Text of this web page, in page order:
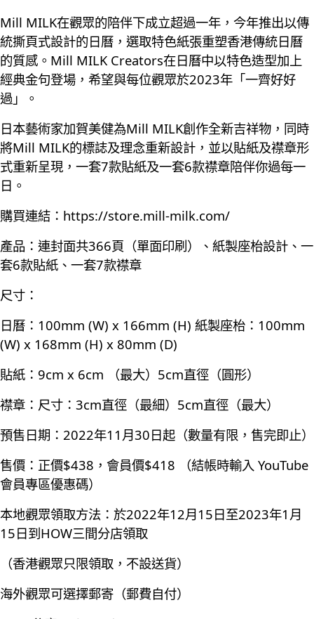
Mill MILK在觀眾的陪伴下成立超過一年，今年推出以傳
統撕頁式設計的日曆，選取特色紙張重塑香港傳統日曆
的質感。Mill MILK Creators在日曆中以特色造型加上
經典金句登場，希望與每位觀眾於2023年「一齊好好
過」。
日本藝術家加賀美健為Mill MILK創作全新吉祥物，同時
將Mill MILK的標誌及理念重新設計，並以貼紙及襟章形
式重新呈現，一套7款貼紙及一套6款襟章陪伴你過每一
日。
購買連結： https://store.mill-milk.com/
產品：連封面共366頁（單面印刷）、紙製座枱設計、一
套6款貼紙、一套7款襟章
尺寸：
日曆：100mm (W) x 166mm (H) 紙製座枱：100mm
(W) x 168mm (H) x 80mm (D)
貼紙：9cm x 6cm （最大）5cm直徑（圓形）
襟章：尺寸：3cm直徑（最細）5cm直徑（最大）
預售日期：2022年11月30日起（數量有限，售完即止）
售價：正價$438，會員價$418 （結帳時輸入 YouTube
會員專區優惠碼）
本地觀眾領取方法：於2022年12月15日至2023年1月
15日到HOW三間分店領取
（香港觀眾只限領取，不設送貨）
海外觀眾可選擇郵寄（郵費自付）